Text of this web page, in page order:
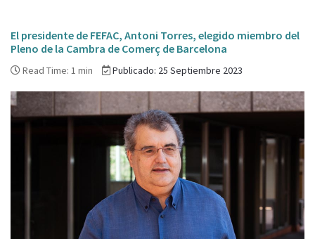
El presidente de FEFAC, Antoni Torres, elegido miembro del
Pleno de la Cambra de Comerç de Barcelona
Read Time: 1 min Publicado: 25 Septiembre 2023